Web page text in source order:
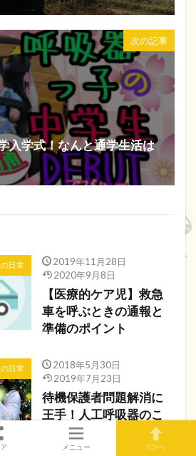
次の記事
入学式！なんと通学生活は
日常
2019年11月28日
2020年9月8日
【医療的ケア児】救急
車を呼ぶときの通報と
準備のポイント
日常
2018年5月30日
2019年7月23日
待機保護者問題解消に
王手！人工呼吸器のこ
どもの自立が実現！？
メニュー TOPへ